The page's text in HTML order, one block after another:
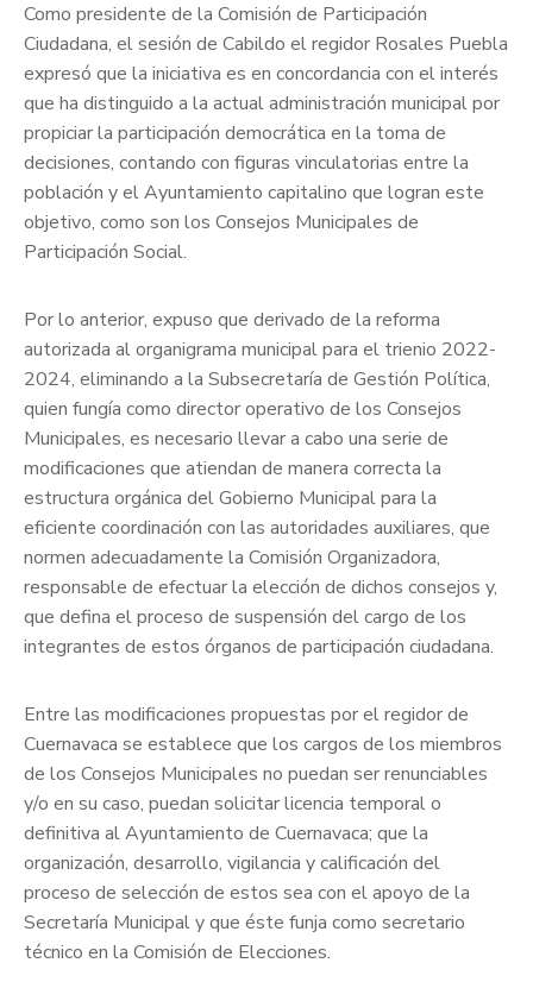
Como presidente de la Comisión de Participación
Ciudadana, el sesión de Cabildo el regidor Rosales Puebla
expresó que la iniciativa es en concordancia con el interés
que ha distinguido a la actual administración municipal por
propiciar la participación democrática en la toma de
decisiones, contando con figuras vinculatorias entre la
población y el Ayuntamiento capitalino que logran este
objetivo, como son los Consejos Municipales de
Participación Social.
Por lo anterior, expuso que derivado de la reforma
autorizada al organigrama municipal para el trienio 2022-
2024, eliminando a la Subsecretaría de Gestión Política,
quien fungía como director operativo de los Consejos
Municipales, es necesario llevar a cabo una serie de
modificaciones que atiendan de manera correcta la
estructura orgánica del Gobierno Municipal para la
eficiente coordinación con las autoridades auxiliares, que
normen adecuadamente la Comisión Organizadora,
responsable de efectuar la elección de dichos consejos y,
que defina el proceso de suspensión del cargo de los
integrantes de estos órganos de participación ciudadana.
Entre las modificaciones propuestas por el regidor de
Cuernavaca se establece que los cargos de los miembros
de los Consejos Municipales no puedan ser renunciables
y/o en su caso, puedan solicitar licencia temporal o
definitiva al Ayuntamiento de Cuernavaca; que la
organización, desarrollo, vigilancia y calificación del
proceso de selección de estos sea con el apoyo de la
Secretaría Municipal y que éste funja como secretario
técnico en la Comisión de Elecciones.